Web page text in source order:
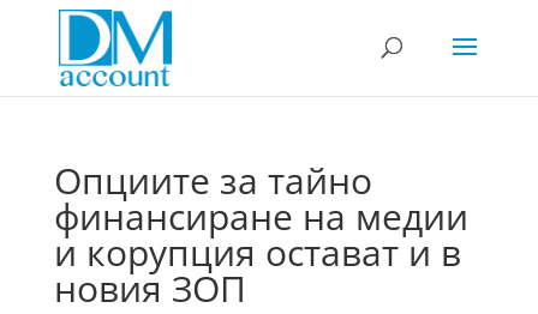
Опциите за тайно
финансиране на медии
и корупция остават и в
новия ЗОП